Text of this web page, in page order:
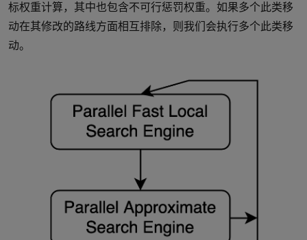
标权重计算，其中也包含不可行惩罚权重。如果多个此类移
动在其修改的路线方面相互排除，则我们会执行多个此类移
动。